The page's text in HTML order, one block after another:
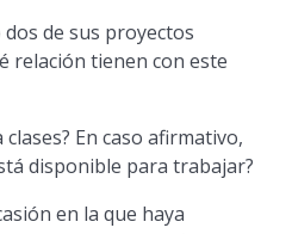
de sus proyectos
relación tienen con este
En caso afirmativo,
disponible para trabajar?
en la que haya